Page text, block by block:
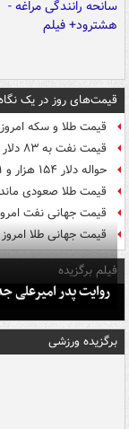
قیمت‌های روز در یک
قیمت طلا و سکه امروز یکشنبه
قیمت نفت به ۸۳ دلار و ۵۵ سنت در هر بشکه رسید
حواله دلار ۱۵۴ هزار و ۴۵۱ تومان شد
قیمت طلا صعودی ماند
قیمت جهانی نفت امروز ۱۶
قیمت جهانی طلا امروز ۱۵
فیلم برگزیده
روایت پدر امیرعلی
برگزیده ورزشی